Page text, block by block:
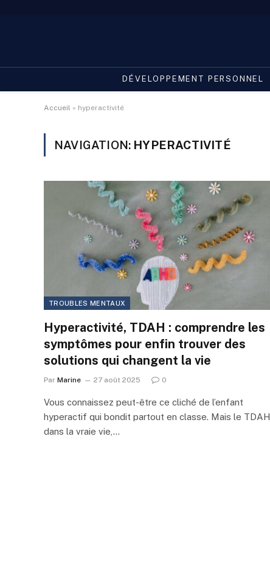
DÉVELOPPEMENT PERSONNEL
Accueil » hyperactivité
NAVIGATION: HYPERACTIVITÉ
TROUBLES MENTAUX
Hyperactivité, TDAH : comprendre les
symptômes pour enfin trouver des
solutions qui changent la vie
Par Marine 27 août 2025 0
Vous connaissez peut-être ce cliché de l’enfant
hyperactif qui bondit partout en classe. Mais le TDAH,
dans la vraie vie,…